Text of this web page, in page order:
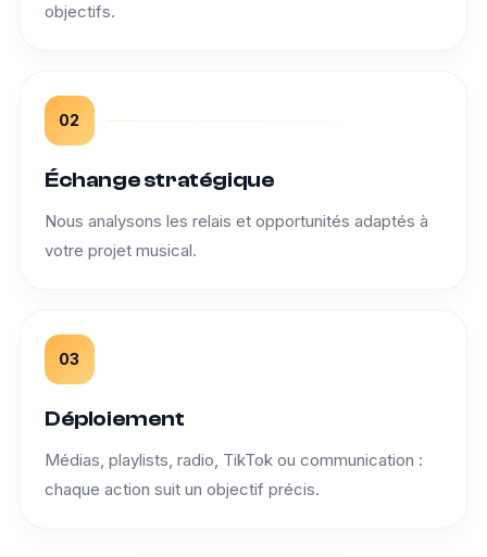
objectifs.
02
Échange stratégique
Nous analysons les relais et opportunités adaptés à
votre projet musical.
03
Déploiement
Médias, playlists, radio, TikTok ou communication :
chaque action suit un objectif précis.